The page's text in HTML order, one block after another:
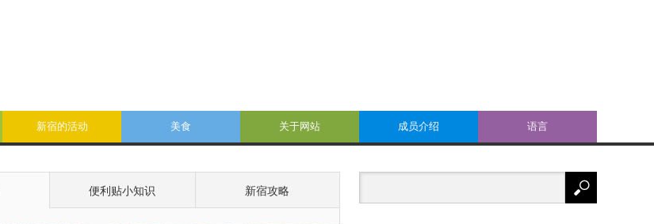
新宿的活动 美食 关于网站 成员介绍 语言
便利贴小知识 新宿攻略